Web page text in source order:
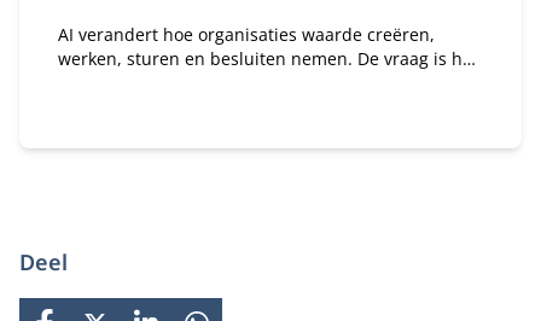
AI verandert hoe organisaties waarde creëren,
werken, sturen en besluiten nemen. De vraag is hoe
toezichthouder.
Deel